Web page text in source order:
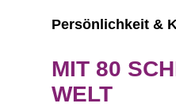
Persönlichkeit &
MIT 80
WELT